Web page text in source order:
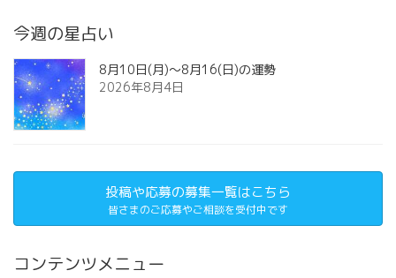
今週の星占い
8月10日(月)～8月16(日)の運勢
2026年8月4日
投稿や応募の募集一覧はこちら
皆さまのご応募やご相談を受付中です
コンテンツメニュー